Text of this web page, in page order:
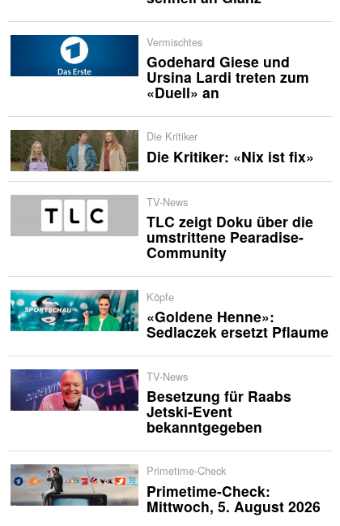
Vermischtes
Godehard Giese und
Ursina Lardi treten zum
«Duell» an
Die Kritiker
Die Kritiker: «Nix ist fix»
TV-News
TLC zeigt Doku über die
umstrittene Pearadise-
Community
Köpfe
«Goldene Henne»:
Sedlaczek ersetzt Pflaume
TV-News
Besetzung für Raabs
Jetski-Event
bekanntgegeben
Primetime-Check
Primetime-Check:
Mittwoch, 5. August 2026